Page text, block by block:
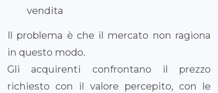
vendita
Il problema è che il mercato non ragiona
in questo modo.
Gli acquirenti confrontano il prezzo
richiesto con il valore percepito, con le